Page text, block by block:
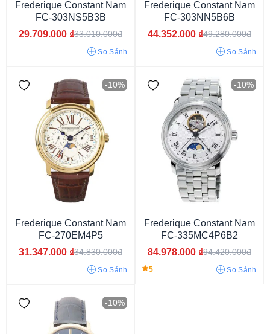
Vỏ màu vàng Vỏ vàng hồng
Vỏ màu bạc
Oval Mặt tròn Mặt chữ nhật Mặt vuông
Frederique Constant Nam
FC-303NS5B3B
29.709.000 ₫33.010.000đ
So Sánh
Frederique Constant Nam
FC-303NN5B6B
44.352.000 ₫49.280.000đ
So Sánh
-10%
Frederique Constant Nam
FC-270EM4P5
31.347.000 ₫34.830.000đ
So Sánh
-10%
Frederique Constant Nam
FC-335MC4P6B2
84.978.000 ₫94.420.000đ
5 So Sánh
-10%